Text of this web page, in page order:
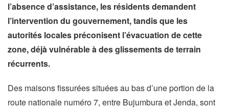
l’absence d’assistance, les résidents demandent
l’intervention du gouvernement, tandis que les
autorités locales préconisent l’évacuation de cette
zone, déjà vulnérable à des glissements de terrain
récurrents.
Des maisons fissurées situées au bas d’une portion de la
route nationale numéro 7, entre Bujumbura et Jenda, sont